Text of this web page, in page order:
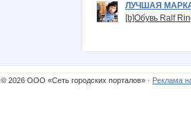
ЛУЧШАЯ
[b]Обувь Ralf
© 2026 ООО «Сеть городских порталов» · Реклама